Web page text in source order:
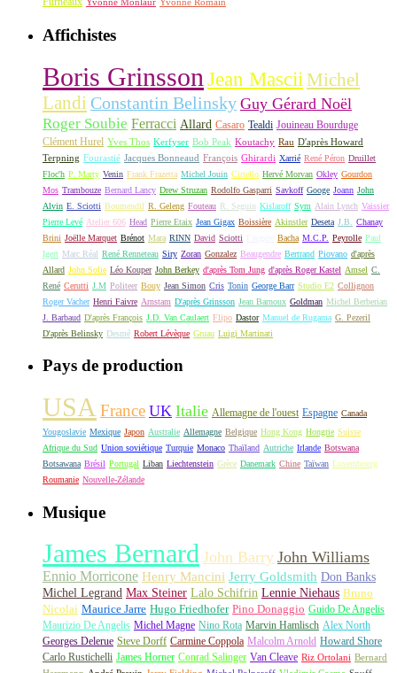
Affichistes
Boris Grinsson Jean Mascii Michel
Landi Constantin Belinsky Guy Gérard Noël
Roger Soubie Ferracci Allard Casaro Tealdi Jouineau Bourduge
Clément Hurel Yves Thos Kerfyser Bob Peak Koutachy Rau D'après Howard
Terpning Fourastié Jacques Bonneaud François Ghirardi Xarrié René Péron Druillet
Floc'h P. Marty Venin Frank Frazetta Michel Jouin Ciriello Hervé Morvan Okley Gourdon
Mos Trambouze Bernard Lancy Drew Struzan Rodolfo Gasparri Savkoff Googe Joann John
Alvin E. Sciotti Boumendil R. Geleng Fouteau R. Seguin Kislaroff Sym Alain Lynch Vaissier
Pierre Levé Atelier 606 Head Pierre Etaix Jean Gigax Boissière Akinstler Deseta J.B.
Chanay
Brini Joëlle Marquet Brénot Mara RINN David Sciotti Bacha M.C.P. Peyrolle Paul
Igert Marc Réal René Renneteau Siry Zoran Gonzalez Beaugendre Bertrand Piovano d'après
Allard John Solie Léo Kouper John Berkey d'après Tom Jung d'après Roger Kastel Amsel C.
René Cerutti J.M Politeer Bouy Jean Simon Cris Tonin George Barr Studio E2 Collignon
Roger Vacher Henri Faivre Arnstam D'après Grinsson Jean Barnoux Goldman Michel Berberian
J. Barbaud D'après François J.D. Van Caulaert Flipo Dastor Manuel de Rugama G. Pezeril
D'après Belinsky Desmé Robert Lévèque Gruau Luigi Martinati
Pays de production
USA France UK Italie Allemagne de l'ouest Espagne Canada
Yougoslavie Mexique Japon Australie Allemagne Belgique Hong Kong Hongrie Suisse
Afrique du Sud Union soviétique Turquie Monaco Thaïland Autriche Irlande Botswana
Botsawana Brésil Portugal Liban Liechtenstein Grèce Danemark Chine Taïwan Luxembourg
Roumanie Nouvelle-Zélande
Musique
James Bernard John Barry John Williams
Ennio Morricone Henry Mancini Jerry Goldsmith Don Banks
Michel Legrand Max Steiner Lalo Schifrin Lennie Niehaus Bruno
Nicolai Maurice Jarre Hugo Friedhofer Pino Donaggio Guido De Angelis
Maurizio De Angelis Michel Magne Nino Rota Marvin Hamlisch Alex North
Georges Delerue Steve Dorff Carmine Coppola Malcolm Arnold Howard Shore
Carlo Rustichelli James Horner Conrad Salinger Van Cleave Riz Ortolani Bernard